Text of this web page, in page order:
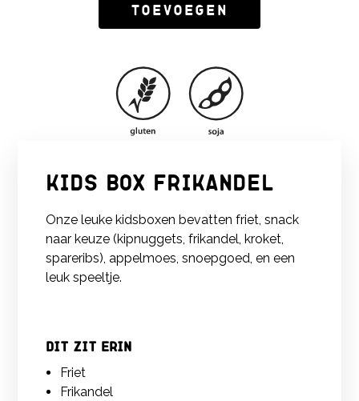
Toevoegen
Kids box frikandel
Onze leuke kidsboxen bevatten friet, snack
naar keuze (kipnuggets, frikandel, kroket,
spareribs), appelmoes, snoepgoed, en een
leuk speeltje.
Dit zit erin
Friet
Frikandel